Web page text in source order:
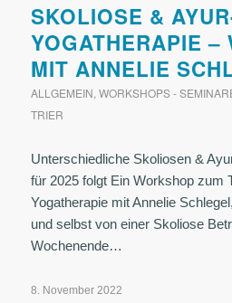
SKOLIOSE &
YOGATHERAPIE –
MIT ANNELIE
ALLGEMEIN, WORKSHOPS -
TRIER
Unterschiedliche Skoliosen &
für 2025 folgt Ein Workshop zum
Yogatherapie mit Annelie
und selbst von einer Skoliose
Wochenende…
8. November 2022